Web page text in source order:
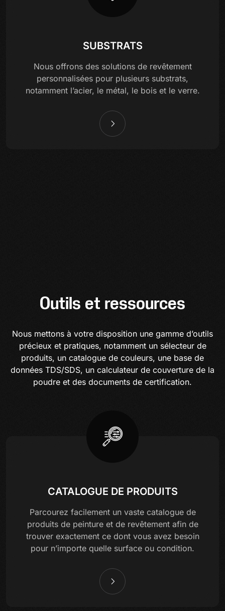
SUBSTRATS
Nous offrons des solutions de revêtement
personnalisées pour plusieurs substrats,
notamment l’acier, le métal, le bois et le verre.
Outils et ressources
Nous mettons à votre disposition une gamme d’outils
précieux et pratiques, notamment un sélecteur de
produits, un catalogue de couleurs, une base de
données TDS/SDS, un calculateur de couverture de la
poudre et des documents de certification.
CATALOGUE DE PRODUITS
Parcourez facilement un vaste catalogue de
produits de peinture et de revêtement afin de
trouver exactement ce dont vous avez besoin
pour n’importe quelle surface ou condition.